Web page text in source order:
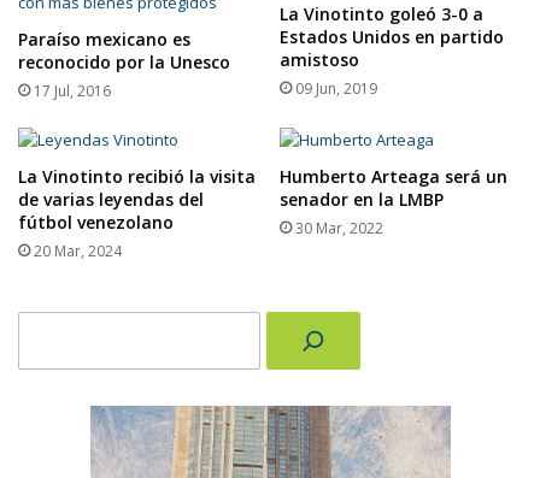
Paraíso mexicano es
reconocido por la Unesco
17 Jul, 2016
La Vinotinto goleó 3-0 a
Estados Unidos en partido
amistoso
09 Jun, 2019
La Vinotinto recibió la visita
de varias leyendas del
fútbol venezolano
20 Mar, 2024
Humberto Arteaga será un
senador en la LMBP
30 Mar, 2022